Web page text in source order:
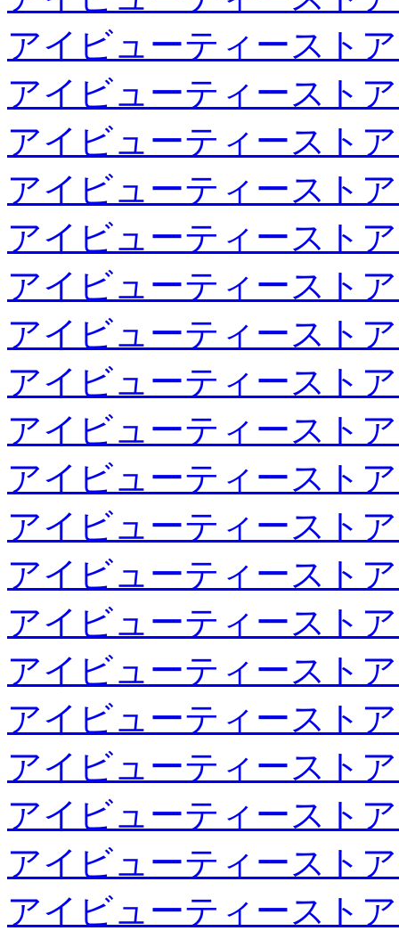
アイビューティースト
アイビューティースト
アイビューティースト
アイビューティースト
アイビューティースト
アイビューティースト
アイビューティースト
アイビューティースト
アイビューティースト
アイビューティースト
アイビューティースト
アイビューティースト
アイビューティースト
アイビューティースト
アイビューティースト
アイビューティースト
アイビューティースト
アイビューティースト
アイビューティースト